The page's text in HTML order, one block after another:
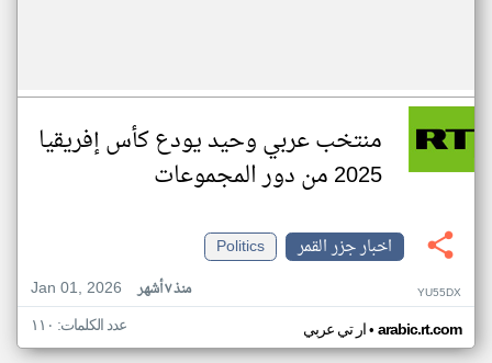
منتخب عربي وحيد يودع كأس إفريقيا
2025 من دور المجموعات
اخبار جزر القمر
Politics
Jan 01, 2026
منذ ٧ أشهر YU55DX
ار تي عربي• arabic.rt.com عدد الكلمات: ١١٠